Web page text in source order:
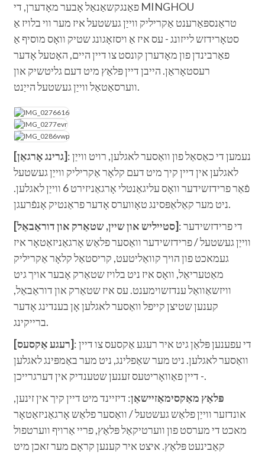
פאַנגקשאַנאַל אָבער מאָדערן, די MINGHOU
טראַנספּאַרענט אַקריליק ווייַן געשטעל איז מער ווי בלויז אַ
סטאָרידזש לייזונג - עס איז אַ ויסזאָגונג שטיק וואָס מוסיף אַ
פאַרבינדן פון מאָדערן קונסט צו דיין היים, האָטעל אָדער
רעסטאָראַן. הייבן דיין פּלאַץ מיט דעם גליטשיק און
ווערסאַטאַל ווייַן געשטעל הייַנט.
[גרינג אָרגאַן]: נעמען די כאַסאַל פון וואַסער לאגלען, רויט ווייַן
לאגלען אין דיין קיך מיט דעם קלאָר אַקריליק ווייַן געשטעל
פֿאַר פרידזשידער וואָס עליגאַנטלי אָרגאַניזירט 6 ווייַן לאגלען.
ניט מער קאַלאַפּסינג טאָווערס אָדער פראַנטיק אָנפֿרעגן.
[סטייליש און שיין, שטאַרק און דוראַבאַל]: די פרידזשידער
ווייַן געשטעל / פרידזשידער וואַסער פלאַש אָרגאַניזאַטאָר איז
געמאכט פון הויך קוואַליטעט, קריסטאַל קלאָר אַקריליק
מאַטעריאַל, וואָס איז ניט בלויז שטאַרק אָבער אויך גיט
וויזשאַוואַל ענדזשוימענט. עס איז שטאַרק און דוראַבאַל,
קענען שטיצן קייפל וואַסער לאגלען אָן בענדינג אָדער
ברייקינג.
[רעגע אַקסעס]: די עפענען פּלאַן גיט איר רעגע אַקסעס צו דיין
וואַסער לאגלען. ניט מער שאַפלינג, ניט מער באַמפּינג לאגלען
- דיין פאַוואָריטעס זענען שטענדיק אין דערגרייכן.
פּלאַץ מאַקסימאַזיישאַן: דיזיינד מיט דיין קיך אין זינען,
אונדזער ווייַן פלאַש געשטעל / וואַסער פלאַש אָרגאַניזאַטאָר
מאכט די מערסט פון ווערטיקאַל פּלאַץ, פריי אַרויף ווערטפול
קאַבינעט פּלאַץ. איצט איר קענען קראָם מער זאכן מיט